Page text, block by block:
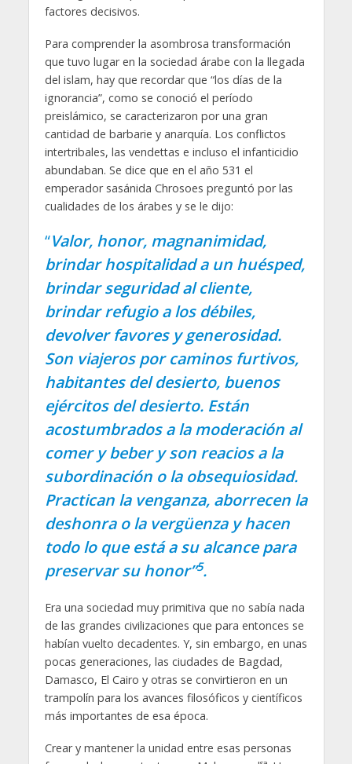
factores decisivos.
Para comprender la asombrosa transformación
que tuvo lugar en la sociedad árabe con la llegada
del islam, hay que recordar que “los días de la
ignorancia”, como se conoció el período
preislámico, se caracterizaron por una gran
cantidad de barbarie y anarquía. Los conflictos
intertribales, las vendettas e incluso el infanticidio
abundaban. Se dice que en el año 531 el
emperador sasánida Chrosoes preguntó por las
cualidades de los árabes y se le dijo:
“Valor, honor, magnanimidad,
brindar hospitalidad a un huésped,
brindar seguridad al cliente,
brindar refugio a los débiles,
devolver favores y generosidad.
Son viajeros por caminos furtivos,
habitantes del desierto, buenos
ejércitos del desierto. Están
acostumbrados a la moderación al
comer y beber y son reacios a la
subordinación o la obsequiosidad.
Practican la venganza, aborrecen la
deshonra o la vergüenza y hacen
todo lo que está a su alcance para
preservar su honor”5.
Era una sociedad muy primitiva que no sabía nada
de las grandes civilizaciones que para entonces se
habían vuelto decadentes. Y, sin embargo, en unas
pocas generaciones, las ciudades de Bagdad,
Damasco, El Cairo y otras se convirtieron en un
trampolín para los avances filosóficos y científicos
más importantes de esa época.
Crear y mantener la unidad entre esas personas